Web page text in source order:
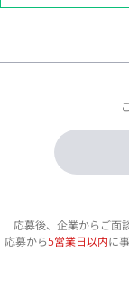
応募後、企業からご面
応募から5営業日以内に